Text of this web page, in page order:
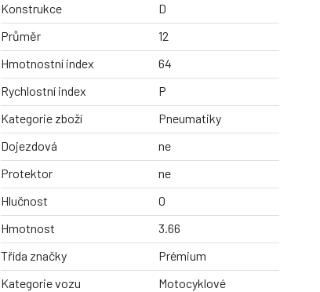
Konstrukce
D
Průměr
12
Hmotnostní index
64
Rychlostní index
P
Kategorie zboží
Pneumatiky
Dojezdová
ne
Protektor
ne
Hlučnost
0
Hmotnost
3.66
Třída značky
Prémium
Kategorie vozu
Motocyklové